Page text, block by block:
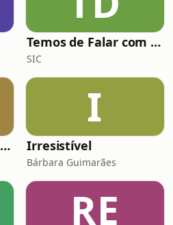
Temos de Falar com Elas
SIC
What's up com Carolina Patrocínio
I
Irresistível
Bárbara Guimarães
RE